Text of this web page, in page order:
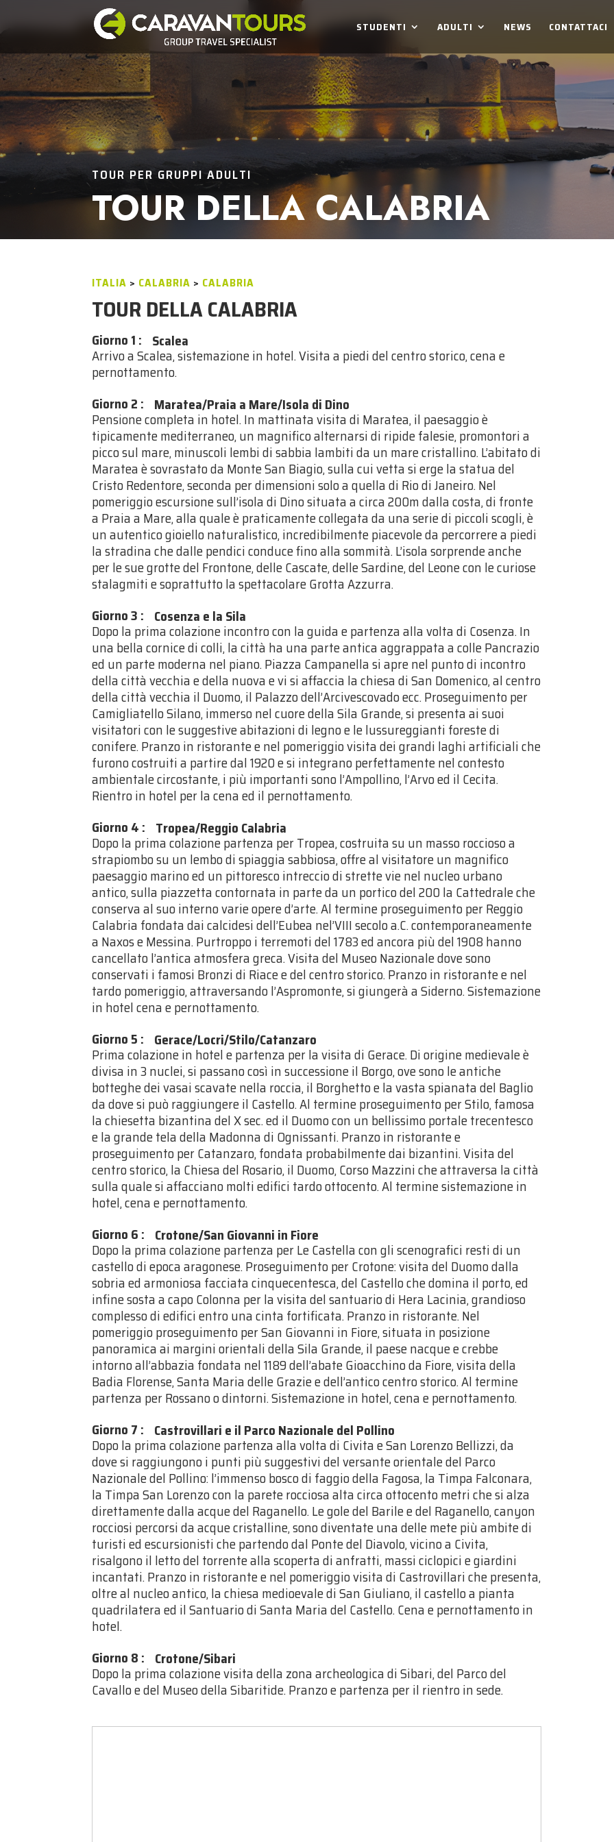
STUDENTI ADULTI NEWS CONTATTACI
TOUR PER GRUPPI ADULTI
TOUR DELLA CALABRIA
ITALIA > CALABRIA > CALABRIA
TOUR DELLA CALABRIA
Giorno 1 : Scalea
Arrivo a Scalea, sistemazione in hotel. Visita a piedi del centro storico, cena e
pernottamento.
Giorno 2 : Maratea/Praia a Mare/Isola di Dino
Pensione completa in hotel. In mattinata visita di Maratea, il paesaggio è
tipicamente mediterraneo, un magnifico alternarsi di ripide falesie, promontori a
picco sul mare, minuscoli lembi di sabbia lambiti da un mare cristallino. L’abitato di
Maratea è sovrastato da Monte San Biagio, sulla cui vetta si erge la statua del
Cristo Redentore, seconda per dimensioni solo a quella di Rio di Janeiro. Nel
pomeriggio escursione sull’isola di Dino situata a circa 200m dalla costa, di fronte
a Praia a Mare, alla quale è praticamente collegata da una serie di piccoli scogli, è
un autentico gioiello naturalistico, incredibilmente piacevole da percorrere a piedi
la stradina che dalle pendici conduce fino alla sommità. L’isola sorprende anche
per le sue grotte del Frontone, delle Cascate, delle Sardine, del Leone con le curiose
stalagmiti e soprattutto la spettacolare Grotta Azzurra.
Giorno 3 : Cosenza e la Sila
Dopo la prima colazione incontro con la guida e partenza alla volta di Cosenza. In
una bella cornice di colli, la città ha una parte antica aggrappata a colle Pancrazio
ed un parte moderna nel piano. Piazza Campanella si apre nel punto di incontro
della città vecchia e della nuova e vi si affaccia la chiesa di San Domenico, al centro
della città vecchia il Duomo, il Palazzo dell’Arcivescovado ecc. Proseguimento per
Camigliatello Silano, immerso nel cuore della Sila Grande, si presenta ai suoi
visitatori con le suggestive abitazioni di legno e le lussureggianti foreste di
conifere. Pranzo in ristorante e nel pomeriggio visita dei grandi laghi artificiali che
furono costruiti a partire dal 1920 e si integrano perfettamente nel contesto
ambientale circostante, i più importanti sono l’Ampollino, l’Arvo ed il Cecita.
Rientro in hotel per la cena ed il pernottamento.
Giorno 4 : Tropea/Reggio Calabria
Dopo la prima colazione partenza per Tropea, costruita su un masso roccioso a
strapiombo su un lembo di spiaggia sabbiosa, offre al visitatore un magnifico
paesaggio marino ed un pittoresco intreccio di strette vie nel nucleo urbano
antico, sulla piazzetta contornata in parte da un portico del 200 la Cattedrale che
conserva al suo interno varie opere d’arte. Al termine proseguimento per Reggio
Calabria fondata dai calcidesi dell’Eubea nel’VIII secolo a.C. contemporaneamente
a Naxos e Messina. Purtroppo i terremoti del 1783 ed ancora più del 1908 hanno
cancellato l’antica atmosfera greca. Visita del Museo Nazionale dove sono
conservati i famosi Bronzi di Riace e del centro storico. Pranzo in ristorante e nel
tardo pomeriggio, attraversando l’Aspromonte, si giungerà a Siderno. Sistemazione
in hotel cena e pernottamento.
Giorno 5 : Gerace/Locri/Stilo/Catanzaro
Prima colazione in hotel e partenza per la visita di Gerace. Di origine medievale è
divisa in 3 nuclei, si passano così in successione il Borgo, ove sono le antiche
botteghe dei vasai scavate nella roccia, il Borghetto e la vasta spianata del Baglio
da dove si può raggiungere il Castello. Al termine proseguimento per Stilo, famosa
la chiesetta bizantina del X sec. ed il Duomo con un bellissimo portale trecentesco
e la grande tela della Madonna di Ognissanti. Pranzo in ristorante e
proseguimento per Catanzaro, fondata probabilmente dai bizantini. Visita del
centro storico, la Chiesa del Rosario, il Duomo, Corso Mazzini che attraversa la città
sulla quale si affacciano molti edifici tardo ottocento. Al termine sistemazione in
hotel, cena e pernottamento.
Giorno 6 : Crotone/San Giovanni in Fiore
Dopo la prima colazione partenza per Le Castella con gli scenografici resti di un
castello di epoca aragonese. Proseguimento per Crotone: visita del Duomo dalla
sobria ed armoniosa facciata cinquecentesca, del Castello che domina il porto, ed
infine sosta a capo Colonna per la visita del santuario di Hera Lacinia, grandioso
complesso di edifici entro una cinta fortificata. Pranzo in ristorante. Nel
pomeriggio proseguimento per San Giovanni in Fiore, situata in posizione
panoramica ai margini orientali della Sila Grande, il paese nacque e crebbe
intorno all’abbazia fondata nel 1189 dell’abate Gioacchino da Fiore, visita della
Badia Florense, Santa Maria delle Grazie e dell’antico centro storico. Al termine
partenza per Rossano o dintorni. Sistemazione in hotel, cena e pernottamento.
Giorno 7 : Castrovillari e il Parco Nazionale del Pollino
Dopo la prima colazione partenza alla volta di Civita e San Lorenzo Bellizzi, da
dove si raggiungono i punti più suggestivi del versante orientale del Parco
Nazionale del Pollino: l’immenso bosco di faggio della Fagosa, la Timpa Falconara,
la Timpa San Lorenzo con la parete rocciosa alta circa ottocento metri che si alza
direttamente dalla acque del Raganello. Le gole del Barile e del Raganello, canyon
rocciosi percorsi da acque cristalline, sono diventate una delle mete più ambite di
turisti ed escursionisti che partendo dal Ponte del Diavolo, vicino a Civita,
risalgono il letto del torrente alla scoperta di anfratti, massi ciclopici e giardini
incantati. Pranzo in ristorante e nel pomeriggio visita di Castrovillari che presenta,
oltre al nucleo antico, la chiesa medioevale di San Giuliano, il castello a pianta
quadrilatera ed il Santuario di Santa Maria del Castello. Cena e pernottamento in
hotel.
Giorno 8 : Crotone/Sibari
Dopo la prima colazione visita della zona archeologica di Sibari, del Parco del
Cavallo e del Museo della Sibaritide. Pranzo e partenza per il rientro in sede.